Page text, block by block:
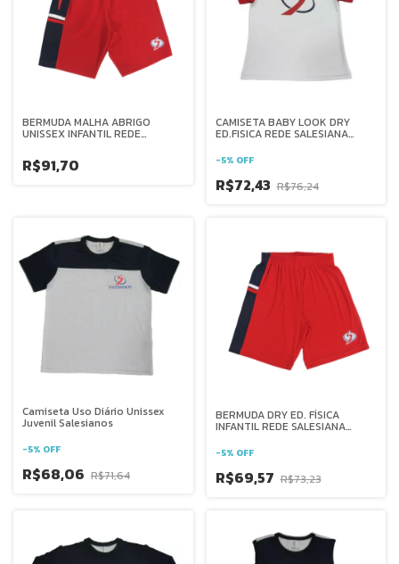
BERMUDA MALHA ABRIGO
UNISSEX INFANTIL REDE
R$91,70
CAMISETA BABY LOOK DRY
ED.FISICA REDE SALESIANA
-5% OFF
R$72,43 R$76,24
Camiseta Uso Diário Unissex
Juvenil Salesianos
-5% OFF
R$68,06 R$71,64
BERMUDA DRY ED. FÍSICA
INFANTIL REDE SALESIANA
-5% OFF
R$69,57 R$73,23